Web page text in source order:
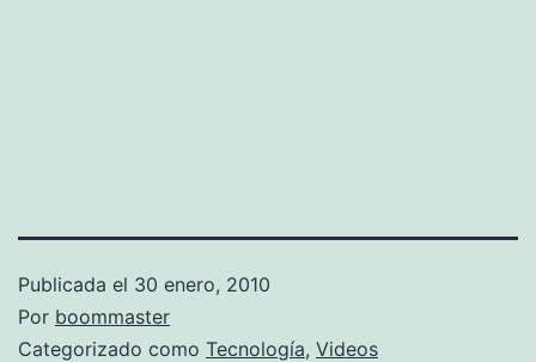
Publicada el 30 enero, 2010
Por boommaster
Categorizado como Tecnología, Videos